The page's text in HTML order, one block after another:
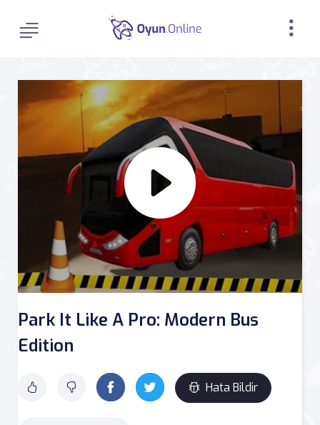
Park It Like A Pro: Modern Bus
Edition
Hata Bildir